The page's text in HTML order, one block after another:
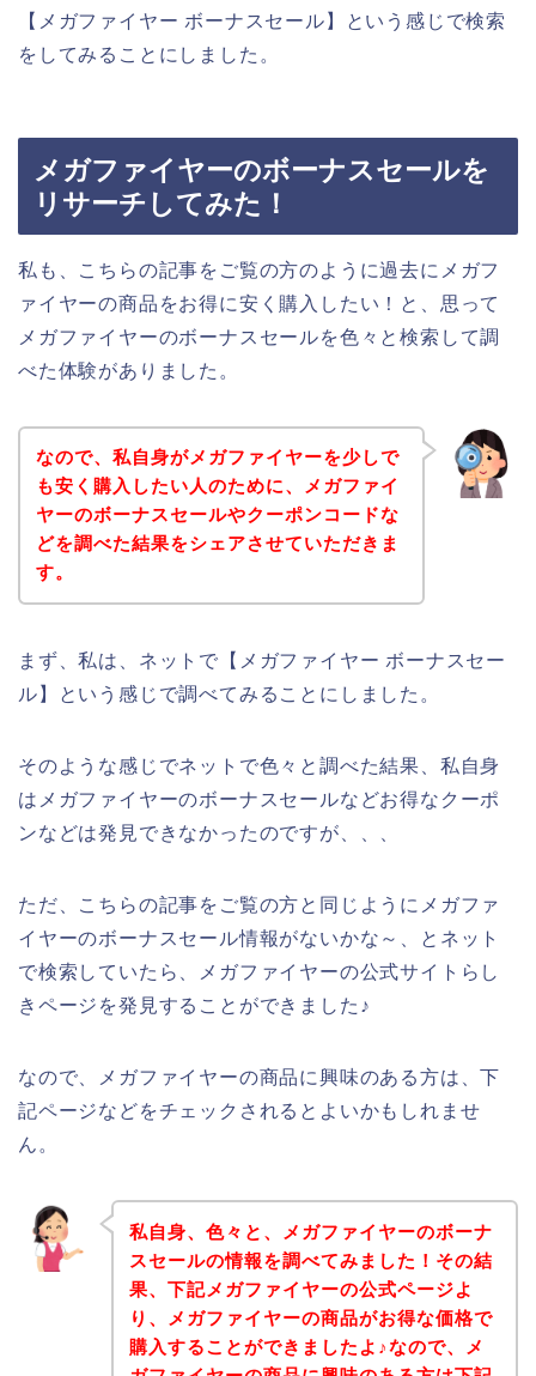
【メガファイヤー ボーナスセール】という感じで検索
をしてみることにしました。
メガファイヤーのボーナスセールを
リサーチしてみた！
私も、こちらの記事をご覧の方のように過去にメガフ
ァイヤーの商品をお得に安く購入したい！と、思って
メガファイヤーのボーナスセールを色々と検索して調
べた体験がありました。
なので、私自身がメガファイヤーを少しで
も安く購入したい人のために、メガファイ
ヤーのボーナスセールやクーポンコードな
どを調べた結果をシェアさせていただきま
す。
まず、私は、ネットで【メガファイヤー ボーナスセー
ル】という感じで調べてみることにしました。
そのような感じでネットで色々と調べた結果、私自身
はメガファイヤーのボーナスセールなどお得なクーポ
ンなどは発見できなかったのですが、、、
ただ、こちらの記事をご覧の方と同じようにメガファ
イヤーのボーナスセール情報がないかな～、とネット
で検索していたら、メガファイヤーの公式サイトらし
きページを発見することができました♪
なので、メガファイヤーの商品に興味のある方は、下
記ページなどをチェックされるとよいかもしれませ
ん。
私自身、色々と、メガファイヤーのボーナ
スセールの情報を調べてみました！その結
果、下記メガファイヤーの公式ページよ
り、メガファイヤーの商品がお得な価格で
購入することができましたよ♪なので、メ